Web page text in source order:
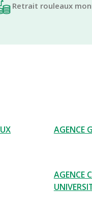
Retrait rouleaux
AGENCE
AGENCE